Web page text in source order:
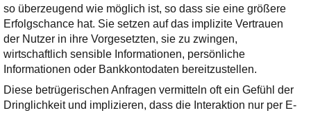
so überzeugend wie möglich ist, so dass sie eine größere
Erfolgschance hat. Sie setzen auf das implizite Vertrauen
der Nutzer in ihre Vorgesetzten, sie zu zwingen,
wirtschaftlich sensible Informationen, persönliche
Informationen oder Bankkontodaten bereitzustellen.
Diese betrügerischen Anfragen vermitteln oft ein Gefühl der
Dringlichkeit und implizieren, dass die Interaktion nur per E-